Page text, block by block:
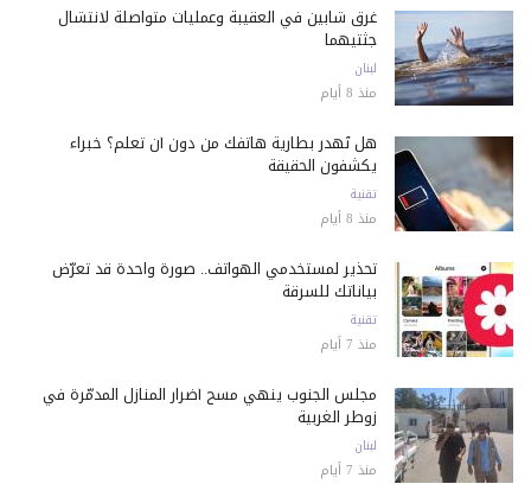
غرق شابين في العقيبة وعمليات متواصلة لانتشال
جثتيهما
لبنان
منذ 8 أيام
هل تُهدر بطارية هاتفك من دون أن تعلم؟ خبراء
يكشفون الحقيقة
تقنية
منذ 8 أيام
تحذير لمستخدمي الهواتف.. صورة واحدة قد تعرّض
بياناتك للسرقة
تقنية
منذ 7 أيام
مجلس الجنوب ينهي مسح أضرار المنازل المدمّرة في
زوطر الغربية
لبنان
منذ 7 أيام